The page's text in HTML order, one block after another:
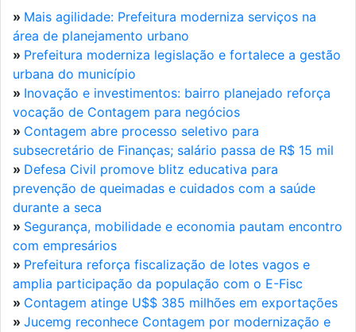
» Mais agilidade: Prefeitura moderniza serviços na
área de planejamento urbano
» Prefeitura moderniza legislação e fortalece a gestão
urbana do município
» Inovação e investimentos: bairro planejado reforça
vocação de Contagem para negócios
» Contagem abre processo seletivo para
subsecretário de Finanças; salário passa de R$ 15 mil
» Defesa Civil promove blitz educativa para
prevenção de queimadas e cuidados com a saúde
durante a seca
» Segurança, mobilidade e economia pautam encontro
com empresários
» Prefeitura reforça fiscalização de lotes vagos e
amplia participação da população com o E-Fisc
» Contagem atinge U$$ 385 milhões em exportações
» Jucemg reconhece Contagem por modernização e